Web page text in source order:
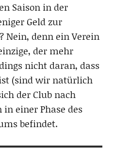
Saison in der
Geld zur
Nein, denn ein Verein
der mehr
nicht daran, dass
(sind wir natürlich
der Club nach
einer Phase des
befindet.